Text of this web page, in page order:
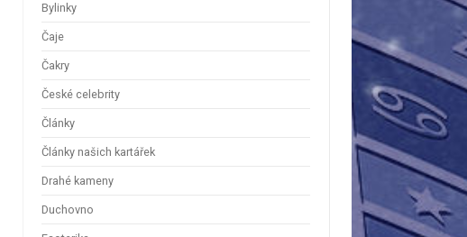
Bylinky
Čaje
Čakry
České celebrity
Články
Články našich kartářek
Drahé kameny
Duchovno